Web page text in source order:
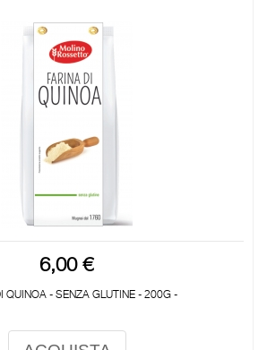
6,00 €
QUINOA - SENZA GLUTINE - 200G -